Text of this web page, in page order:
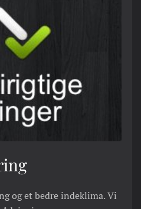
og et bedre indeklima. Vi